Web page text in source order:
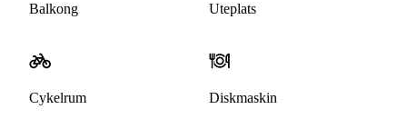
Balkong Uteplats
Cykelrum Diskmaskin